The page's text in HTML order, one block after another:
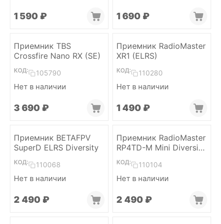
1 590 ₽ 1 690 ₽
Приемник TBS
Crossfire Nano RX (SE)
КОД: 105790
Нет в наличии
3 690 ₽
Приемник RadioMaster
XR1 (ELRS)
КОД: 110280
Нет в наличии
1 490 ₽
Приемник BETAFPV
SuperD ELRS Diversity
КОД: 110068
Нет в наличии
2 490 ₽
Приемник RadioMaster
RP4TD-M Mini Diversity
(ELRS 2.4)
КОД: 110104
Нет в наличии
2 490 ₽